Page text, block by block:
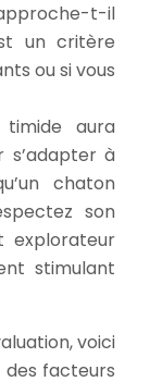
t-il
un critère
ou si vous
aura
à
chaton
son
explorateur
stimulant
voici
facteurs